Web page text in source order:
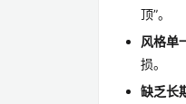
顶”。
风格单
损。
缺乏长